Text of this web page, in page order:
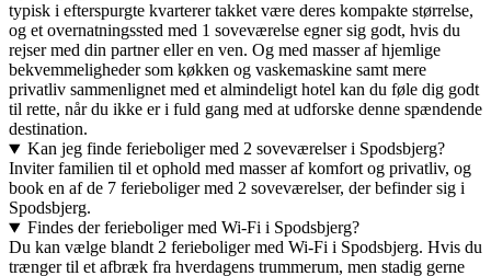
typisk i efterspurgte kvarterer takket være deres kompakte størrelse,
og et overnatningssted med 1 soveværelse egner sig godt, hvis du
rejser med din partner eller en ven. Og med masser af hjemlige
bekvemmeligheder som køkken og vaskemaskine samt mere
privatliv sammenlignet med et almindeligt hotel kan du føle dig godt
til rette, når du ikke er i fuld gang med at udforske denne spændende
destination.
Kan jeg finde ferieboliger med 2 soveværelser i Spodsbjerg?
Inviter familien til et ophold med masser af komfort og privatliv, og
book en af de 7 ferieboliger med 2 soveværelser, der befinder sig i
Spodsbjerg.
Findes der ferieboliger med Wi-Fi i Spodsbjerg?
Du kan vælge blandt 2 ferieboliger med Wi-Fi i Spodsbjerg. Hvis du
trænger til et afbræk fra hverdagens trummerum, men stadig gerne